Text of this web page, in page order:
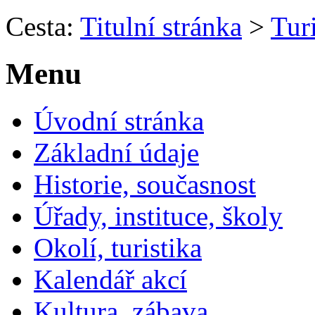
Cesta: Titulní stránka >
Menu
Úvodní stránka
Základní údaje
Historie, současnost
Úřady, instituce, školy
Okolí, turistika
Kalendář akcí